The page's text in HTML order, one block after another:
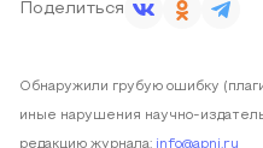
Поделиться
Обнаружили грубую ошибку
иные нарушения научно-
редакцию журнала: info@apni.ru